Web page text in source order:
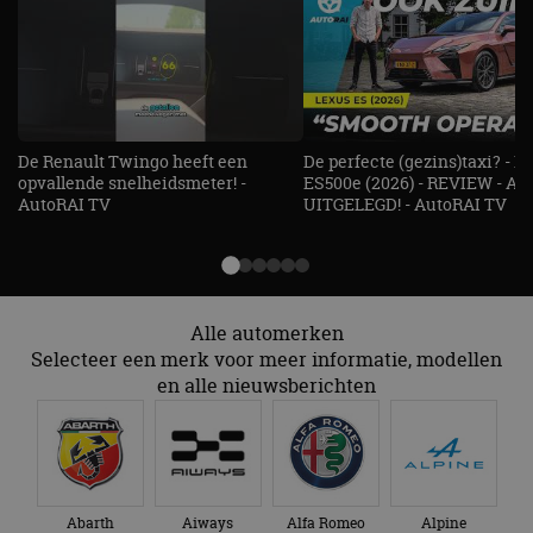
De Renault Twingo heeft een
opvallende snelheidsmeter! -
AutoRAI TV
De perfecte (gezins)taxi? -
ES500e (2026) - REVIEW -
UITGELEGD! - AutoRAI TV
Alle automerken
Selecteer een merk voor meer informatie, modellen
en alle nieuwsberichten
Abarth Aiways Alfa Romeo Alpine
gebruikt
vertrouwd
te
op basis
adres van
te
veiligheid
website
het
CookieScriptConsent
CookieScript
4 weken 2
Deze
service
te werken.
Google Privacy Policy